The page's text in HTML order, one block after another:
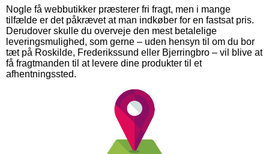
Nogle få webbutikker præsterer fri fragt, men i mange
tilfælde er det påkrævet at man indkøber for en fastsat pris.
Derudover skulle du overveje den mest betalelige
leveringsmulighed, som gerne – uden hensyn til om du bor
tæt på Roskilde, Frederikssund eller Bjerringbro – vil blive at
få fragtmanden til at levere dine produkter til et
afhentningssted.